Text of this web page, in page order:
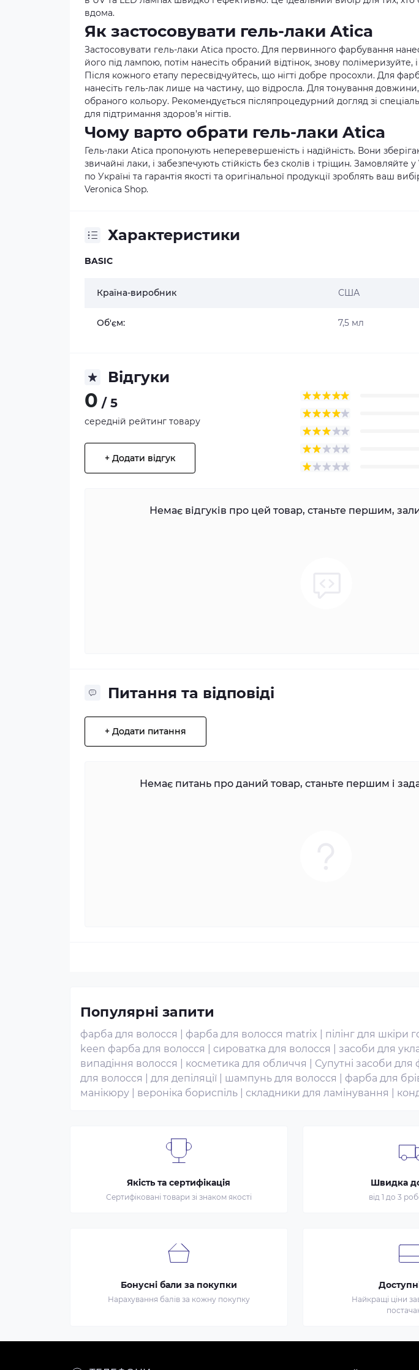
вдома.
Як застосовувати гель-лаки Atica
Застосовувати гель-лаки Atica просто. Для первинного фарбування
його під лампою, потім нанесіть обраний відтінок, знову полімеризуйте,
Після кожного етапу пересвідчуйтесь, що нігті добре просохли. Для
нанесіть гель-лак лише на частину, що відросла. Для тонування
обраного кольору. Рекомендується післяпроцедурний догляд зі
для підтримання здоров’я нігтів.
Чому варто обрати гель-лаки Atica
Гель-лаки Atica пропонують неперевершеність і надійність. Вони
звичайні лаки, і забезпечують стійкість без сколів і тріщин.
по Україні та гарантія якості та оригінальної продукції зроблять ваш
Veronica Shop.
Характеристики
BASIC
Країна-виробник США
Об'єм: 7,5 мл
Відгуки
0 / 5
середній рейтинг товару
+ Додати відгук
Немає відгуків про цей товар, станьте першим,
Питання та відповіді
+ Додати питання
Немає питань про даний товар, станьте першим і
Популярні запити
фарба для волосся фарба для волосся matrix пілінг для шкіри
keen фарба для волосся
сироватка для волосся засоби для
випадіння волосся
косметика для обличчя Супутні засоби для
для волосся
для депіляції шампунь для волосся фарба для
манікюру
вероніка бориспіль складники для ламінування
Якість та сертифікація
Сертифіковані товари зі знаком якості
Швидка
від 1 до 3
Бонусні бали за покупки
Нарахування балів за кожну покупку
Найкращі ціни